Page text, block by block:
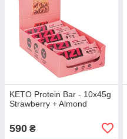
KETO Protein Bar - 10x45g
Strawberry + Almond
590 ₴